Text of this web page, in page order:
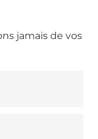
jamais de vos